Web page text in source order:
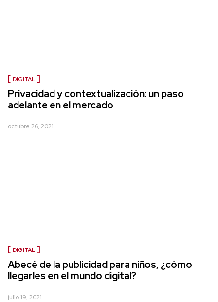
DIGITAL
Privacidad y contextualización: un paso
adelante en el mercado
octubre 26, 2021
DIGITAL
Abecé de la publicidad para niños, ¿cómo
llegarles en el mundo digital?
julio 19, 2021